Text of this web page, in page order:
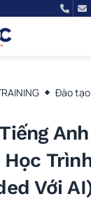
Đào
Học
Với